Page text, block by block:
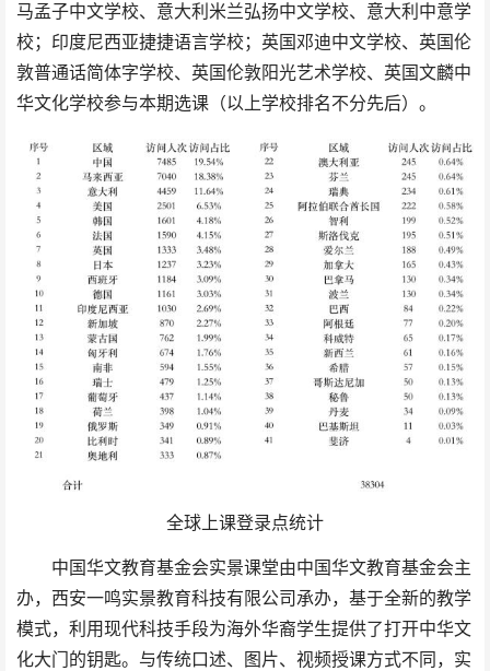
马孟子中文学校、意大利米兰弘扬中文学校、意大利中意学
校；印度尼西亚捷捷语言学校；英国邓迪中文学校、英国伦
敦普通话简体字学校、英国伦敦阳光艺术学校、英国文麟中
华文化学校参与本期选课（以上学校排名不分先后）。
全球上课登录点统计
中国华文教育基金会实景课堂由中国华文教育基金会主
办，西安一鸣实景教育科技有限公司承办，基于全新的教学
模式，利用现代科技手段为海外华裔学生提供了打开中华文
化大门的钥匙。与传统口述、图片、视频授课方式不同，实